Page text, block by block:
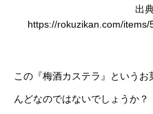
出
https://rokuzikan.com/
この『梅酒カステラ』という
んどなのではないでしょうか？